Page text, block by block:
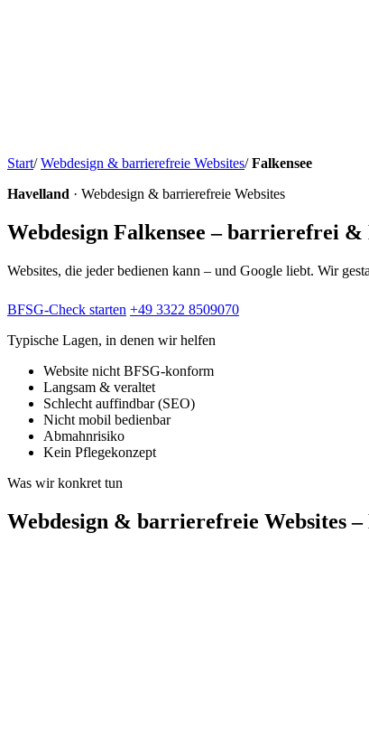
Start/ Webdesign & barrierefreie Websites/ Falkensee
Havelland · Webdesign & barrierefreie Websites
Webdesign Falkensee – barrierefrei
Websites, die jeder bedienen kann – und Google liebt. Wir
BFSG-Check starten +49 3322 8509070
Typische Lagen, in denen wir helfen
Website nicht BFSG-konform
Langsam & veraltet
Schlecht auffindbar (SEO)
Nicht mobil bedienbar
Abmahnrisiko
Kein Pflegekonzept
Was wir konkret tun
Webdesign & barrierefreie Websites